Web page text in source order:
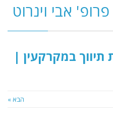
אבי וינרוט
במקרקעין |
הבא »